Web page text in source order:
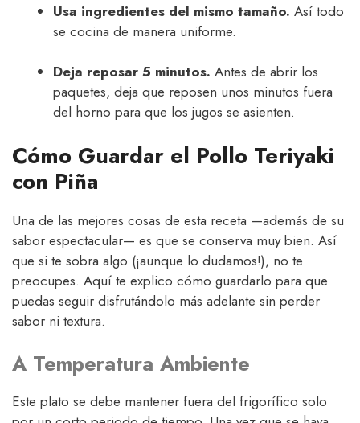
Usa ingredientes del mismo tamaño. Así todo
se cocina de manera uniforme.
Deja reposar 5 minutos. Antes de abrir los
paquetes, deja que reposen unos minutos fuera
del horno para que los jugos se asienten.
Cómo Guardar el Pollo Teriyaki
con Piña
Una de las mejores cosas de esta receta —además de su
sabor espectacular— es que se conserva muy bien. Así
que si te sobra algo (¡aunque lo dudamos!), no te
preocupes. Aquí te explico cómo guardarlo para que
puedas seguir disfrutándolo más adelante sin perder
sabor ni textura.
A Temperatura Ambiente
Este plato se debe mantener fuera del frigorífico solo